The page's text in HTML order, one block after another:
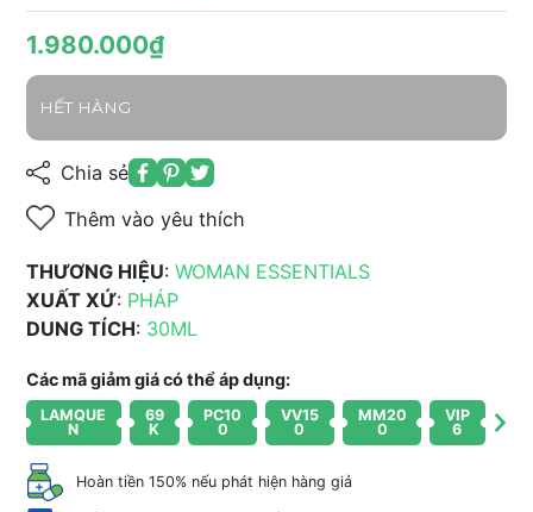
1.980.000₫
HẾT HÀNG
Chia sẻ
Thêm vào yêu thích
THƯƠNG HIỆU: WOMAN ESSENTIALS
XUẤT XỨ: PHÁP
DUNG TÍCH: 30ML
Các mã giảm giá có thể áp dụng:
LAMQUE
N
69
K
PC10
0
VV15
0
MM20
0
VIP
6
Hoàn tiền 150% nếu phát hiện hàng giả